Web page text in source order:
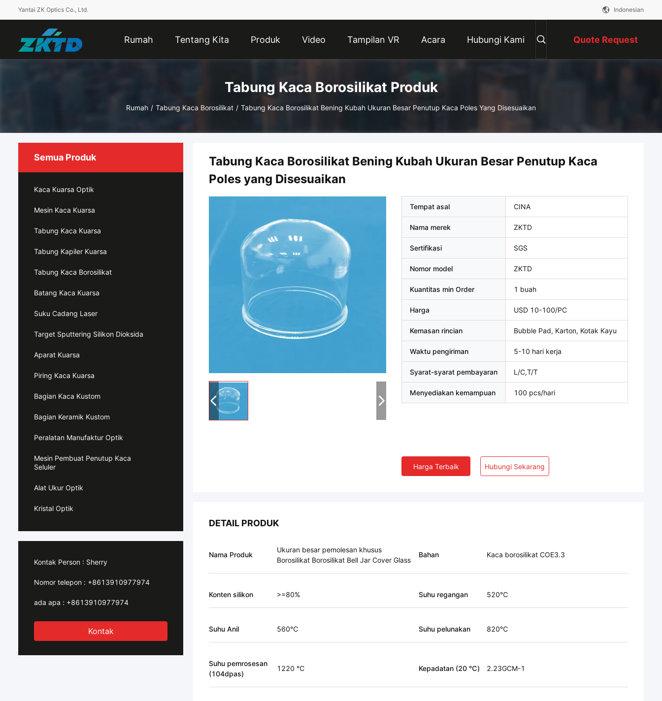
Yantai ZK Optics Co., Ltd. Indonesian
Rumah Tentang Kita Produk Video Tampilan VR Acara Hubungi Kami Quote Request
Tabung Kaca Borosilikat Produk
Rumah / Tabung Kaca Borosilikat / Tabung Kaca Borosilikat Bening Kubah Ukuran Besar Penutup Kaca Poles Yang Disesuaikan
Semua Produk
Kaca Kuarsa Optik
Mesin Kaca Kuarsa
Tabung Kaca Kuarsa
Tabung Kapiler Kuarsa
Tabung Kaca Borosilikat
Batang Kaca Kuarsa
Suku Cadang Laser
Target Sputtering Silikon Dioksida
Aparat Kuarsa
Piring Kaca Kuarsa
Bagian Kaca Kustom
Bagian Keramik Kustom
Peralatan Manufaktur Optik
Mesin Pembuat Penutup Kaca
Seluler
Alat Ukur Optik
Kristal Optik
Kontak Person : Sherry
Nomor telepon : +8613910977974
ada apa : +8613910977974
Kontak
Tabung Kaca Borosilikat Bening Kubah Ukuran Besar Penutup Kaca
Poles yang Disesuaikan
Tempat asal CINA
Nama merek ZKTD
Sertifikasi SGS
Nomor model ZKTD
Kuantitas min Order 1 buah
Harga USD 10-100/PC
Kemasan rincian Bubble Pad, Karton, Kotak Kayu
Waktu pengiriman 5-10 hari kerja
Syarat-syarat pembayaran L/C,T/T
Menyediakan kemampuan 100 pcs/hari
Harga Terbaik Hubungi Sekarang
DETAIL PRODUK
Nama Produk
Ukuran besar pemolesan khusus
Borosilikat Borosilikat Bell Jar Cover Glass
Bahan Kaca borosilikat COE3.3
Konten silikon >=80% Suhu regangan 520℃
Suhu Anil 560℃ Suhu pelunakan 820℃
Suhu pemrosesan
(104dpas)
1220 ℃ Kepadatan (20 ℃) 2.23GCM-1